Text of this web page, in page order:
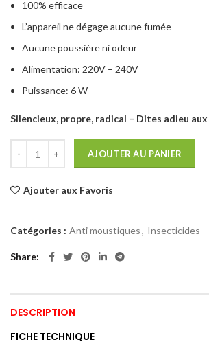
100% efficace
L’appareil ne dégage aucune fumée
Aucune poussière ni odeur
Alimentation: 220V – 240V
Puissance: 6 W
Silencieux, propre, radical – Dites adieu
AJOUTER AU PANIER
Ajouter aux Favoris
Catégories : Anti moustiques, Insecticides
Share
DESCRIPTION
FICHE TECHNIQUE